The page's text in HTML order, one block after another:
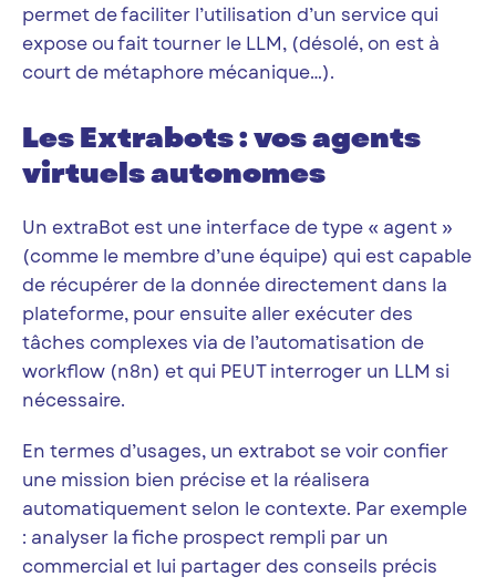
permet de faciliter l’utilisation d’un service qui
expose ou fait tourner le LLM, (désolé, on est à
court de métaphore mécanique…).
Les Extrabots : vos agents
virtuels autonomes
Un extraBot est une interface de type « agent »
(comme le membre d’une équipe) qui est capable
de récupérer de la donnée directement dans la
plateforme, pour ensuite aller exécuter des
tâches complexes via de l’automatisation de
workflow (n8n) et qui PEUT interroger un LLM si
nécessaire.
En termes d’usages, un extrabot se voir confier
une mission bien précise et la réalisera
automatiquement selon le contexte. Par exemple
: analyser la fiche prospect rempli par un
commercial et lui partager des conseils précis